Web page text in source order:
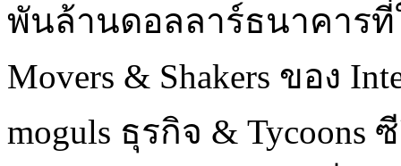
พันล้านดอลลาร์ธนาคาร
Movers & Shakers ของ
moguls ธุรกิจ &